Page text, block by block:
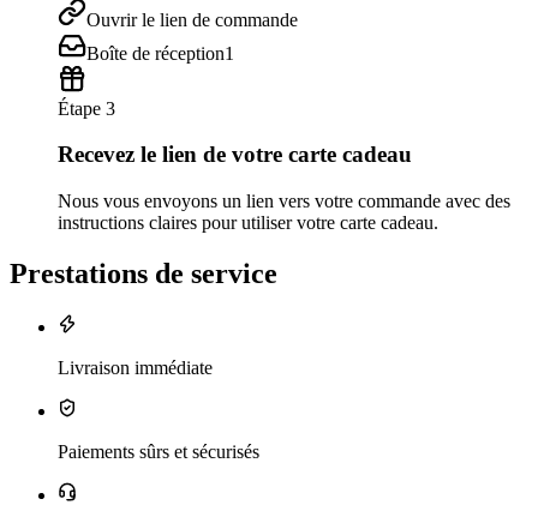
Ouvrir le lien de commande
Boîte de réception1
Étape 3
Recevez le lien de votre carte cadeau
Nous vous envoyons un lien vers votre commande avec des
instructions claires pour utiliser votre carte cadeau.
Prestations de service
Livraison immédiate
Paiements sûrs et sécurisés